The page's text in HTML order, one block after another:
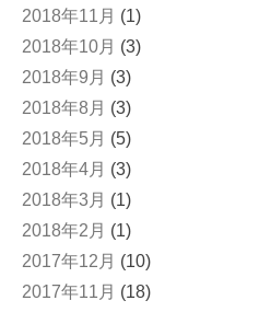
2018年11月 (1)
2018年10月 (3)
2018年9月 (3)
2018年8月 (3)
2018年5月 (5)
2018年4月 (3)
2018年3月 (1)
2018年2月 (1)
2017年12月 (10)
2017年11月 (18)